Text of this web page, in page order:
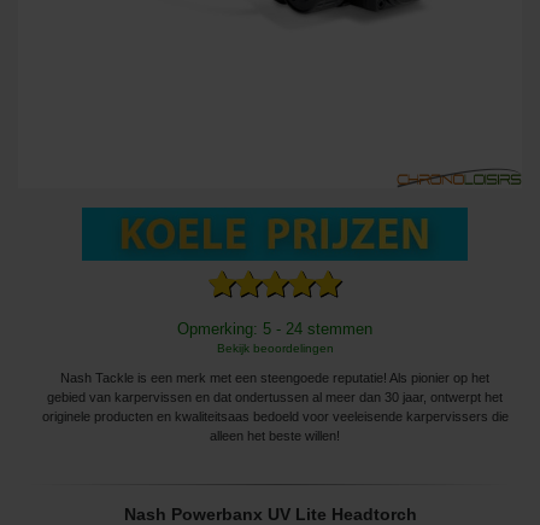
Opmerking: 5 - 24 stemmen
Bekijk beoordelingen
Nash Tackle is een merk met een steengoede reputatie! Als pionier op het
gebied van karpervissen en dat ondertussen al meer dan 30 jaar, ontwerpt het
originele producten en kwaliteitsaas bedoeld voor veeleisende karpervissers die
alleen het beste willen!
Nash Powerbanx UV Lite Headtorch